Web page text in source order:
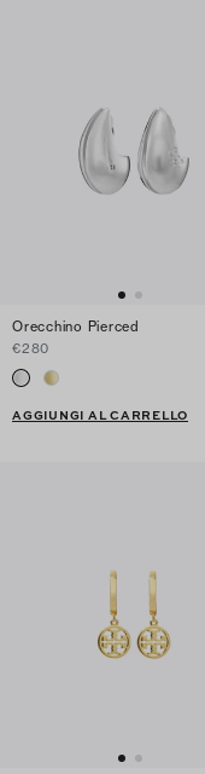
Orecchino Pierced
€280
AGGIUNGI AL CARRELLO